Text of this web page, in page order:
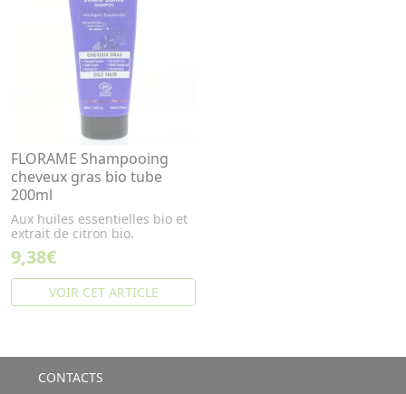
FLORAME Shampooing
cheveux gras bio tube
200ml
Aux huiles essentielles bio et
extrait de citron bio.
9,38€
VOIR CET ARTICLE
CONTACTS